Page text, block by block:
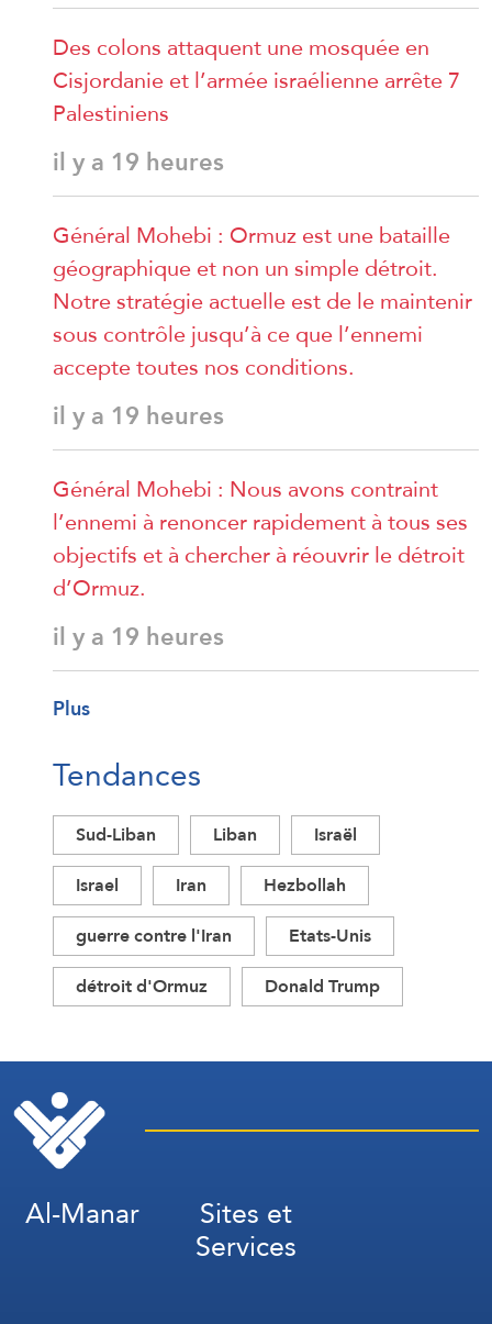
Des colons attaquent une mosquée en
Cisjordanie et l’armée israélienne arrête 7
Palestiniens
il y a 19 heures
Général Mohebi : Ormuz est une bataille
géographique et non un simple détroit.
Notre stratégie actuelle est de le maintenir
sous contrôle jusqu’à ce que l’ennemi
accepte toutes nos conditions.
il y a 19 heures
Général Mohebi : Nous avons contraint
l’ennemi à renoncer rapidement à tous ses
objectifs et à chercher à réouvrir le détroit
d’Ormuz.
il y a 19 heures
Plus
Tendances
Sud-Liban Liban
Israël
Israel
Iran
Hezbollah
guerre contre l'Iran
Etats-Unis
détroit d'Ormuz
Donald Trump
Al-Manar Sites et
Services